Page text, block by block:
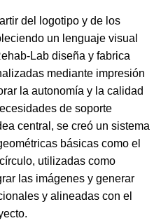
del logotipo y de los
un lenguaje visual
Lab diseña y fabrica
mediante impresión
la autonomía y la calidad
de soporte
central, se creó un sistema
básicas como el
utilizadas como
las imágenes y generar
y alineadas con el